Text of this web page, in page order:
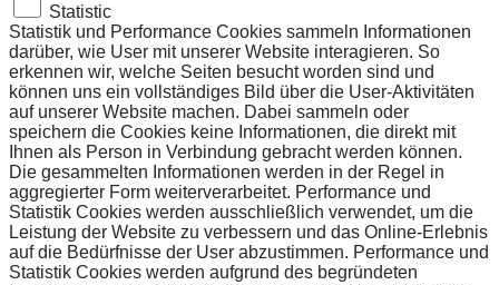
Statistic
Statistik und Performance Cookies sammeln Informationen
darüber, wie User mit unserer Website interagieren. So
erkennen wir, welche Seiten besucht worden sind und
können uns ein vollständiges Bild über die User-Aktivitäten
auf unserer Website machen. Dabei sammeln oder
speichern die Cookies keine Informationen, die direkt mit
Ihnen als Person in Verbindung gebracht werden können.
Die gesammelten Informationen werden in der Regel in
aggregierter Form weiterverarbeitet. Performance und
Statistik Cookies werden ausschließlich verwendet, um die
Leistung der Website zu verbessern und das Online-Erlebnis
auf die Bedürfnisse der User abzustimmen. Performance und
Statistik Cookies werden aufgrund des begründeten